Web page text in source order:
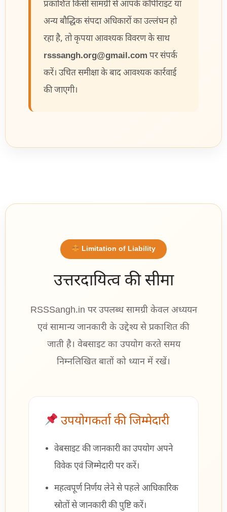
प्रकाशित किसी सामग्री से आपके कॉपीराइट या
अन्य बौद्धिक संपदा अधिकारों का उल्लंघन हो
रहा है, तो कृपया आवश्यक विवरण के साथ
rsssangh.org@gmail.com पर संपर्क
करें। उचित समीक्षा के बाद आवश्यक कार्रवाई
की जाएगी।
Limitation of Liability
उत्तरदायित्व की सीमा
RSSSangh.in पर उपलब्ध सामग्री केवल अध्ययन
एवं सामान्य जानकारी के उद्देश्य से प्रकाशित की
जाती है। वेबसाइट का उपयोग करते समय
निम्नलिखित बातों को ध्यान में रखें।
उपयोगकर्ता की जिम्मेदारी
वेबसाइट की जानकारी का उपयोग अपने
विवेक एवं जिम्मेदारी पर करें।
महत्वपूर्ण निर्णय लेने से पहले आधिकारिक
स्रोतों से जानकारी की पुष्टि करें।